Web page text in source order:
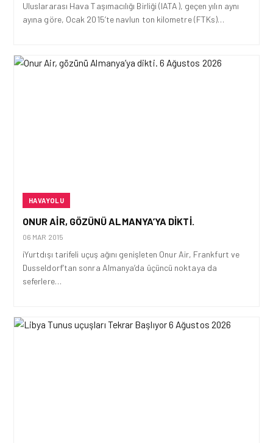
Uluslararası Hava Taşımacılığı Birliği (IATA), geçen yılın aynı
ayına göre, Ocak 2015’te navlun ton kilometre (FTKs)…
HAVAYOLU
ONUR AIR, GÖZÜNÜ ALMANYA’YA DIKTI.
06 MAR 2015
iYurtdışı tarifeli uçuş ağını genişleten Onur Air, Frankfurt ve
Dusseldorf’tan sonra Almanya’da üçüncü noktaya da
seferlere…